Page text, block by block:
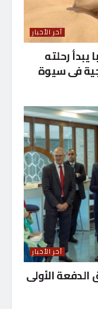
آخر الأخبار
يبدأ رحلته
فى سيوة
آخر الأخبار
الأولى